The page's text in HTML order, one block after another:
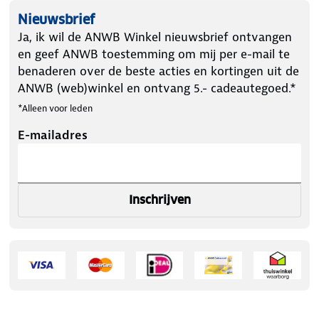
Voldoet aan City Crashtest : Ja
Nieuwsbrief
Ja, ik wil de ANWB Winkel nieuwsbrief ontvangen
en geef ANWB toestemming om mij per e-mail te
benaderen over de beste acties en kortingen uit de
ANWB (web)winkel en ontvang 5.- cadeautegoed.*
*Alleen voor leden
E-mailadres
Inschrijven